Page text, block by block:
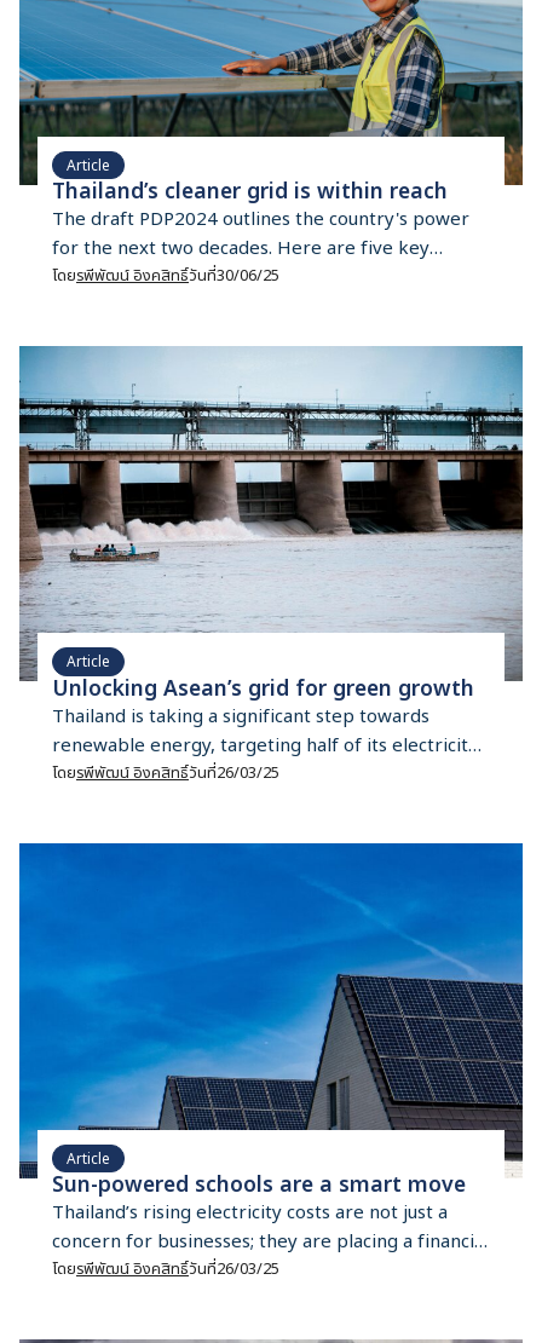
Article
Thailand’s cleaner grid is within reach
The draft PDP2024 outlines the country's power
for the next two decades. Here are five key
takeaways that policymakers and energy planners
โดยรพีพัฒน์ อิงคสิทธิ์วันที่30/06/25
Article
Unlocking Asean’s grid for green growth
Thailand is taking a significant step towards
renewable energy, targeting half of its electricity
generation from renewable sources by 2037
wide initiative first proposed in 1997 to
โดยรพีพัฒน์ อิงคสิทธิ์วันที่26/03/25
Article
Sun-powered schools are a smart move
Thailand’s rising electricity costs are not just a
concern for businesses; they are placing a financial
burden on schools. In 2023, a local business daily,
โดยรพีพัฒน์ อิงคสิทธิ์วันที่26/03/25